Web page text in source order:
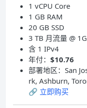
1 vCPU Core
1 GB RAM
20 GB SSD
3 TB 月流量 @
含 1 IPv4
年付： $10.76
部署地区：San
rk, Ashburn,
🔗 立即购买